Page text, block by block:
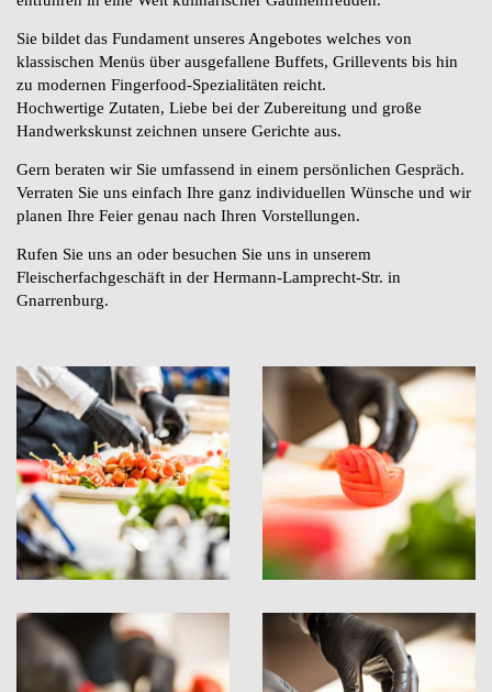
Sie bildet das Fundament unseres Angebotes welches von
klassischen Menüs über ausgefallene Buffets, Grillevents bis hin
zu modernen Fingerfood-Spezialitäten reicht.
Hochwertige Zutaten, Liebe bei der Zubereitung und große
Handwerkskunst zeichnen unsere Gerichte aus.
Gern beraten wir Sie umfassend in einem persönlichen Gespräch.
Verraten Sie uns einfach Ihre ganz individuellen Wünsche und wir
planen Ihre Feier genau nach Ihren Vorstellungen.
Rufen Sie uns an oder besuchen Sie uns in unserem
Fleischerfachgeschäft in der Hermann-Lamprecht-Str. in
Gnarrenburg.